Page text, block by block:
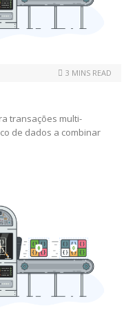
3 MINS READ
transações multi-
de dados a combinar